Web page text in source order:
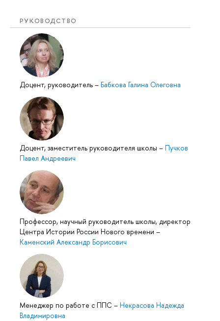
РУКОВОДСТВО
Доцент, руководитель – Бабкова Галина Олеговна
Доцент, заместитель руководителя школы – Пучков
Павел Андреевич
Профессор, научный руководитель школы, директор
Центра Истории России Нового времени –
Каменский Александр Борисович
Менеджер по работе с ППС – Некрасова Надежда
Владимировна